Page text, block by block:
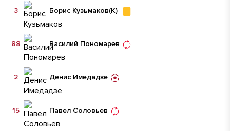
Борис Кузьмаков(К)
3
Василий Пономарев
88
Денис Имедадзе
2
Павел Соловьев
15